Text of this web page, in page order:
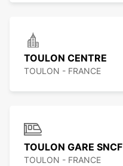
TOULON CENTRE
TOULON - FRANCE
TOULON GARE SNCF
TOULON - FRANCE